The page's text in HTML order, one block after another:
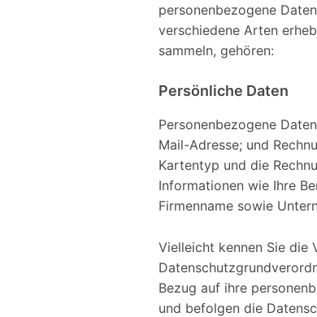
personenbezogene
verschiedene Arten
sammeln, gehören:
Persönliche Daten
Personenbezogene
Mail-Adresse; und
Kartentyp und die
Informationen wie Ihre
Firmenname sowie
Vielleicht kennen Sie die
Bezug auf ihre
und befolgen die